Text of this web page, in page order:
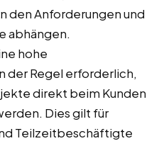
den Anforderungen und
abhängen.
hohe
der Regel erforderlich,
direkt beim Kunden
Dies gilt für
Teilzeitbeschäftigte